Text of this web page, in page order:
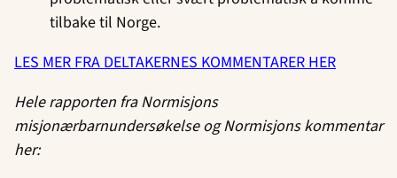
tilbake til Norge.
LES MER FRA DELTAKERNES KOMMENTARER HER
Hele rapporten fra Normisjons
misjonærbarnundersøkelse og Normisjons kommentar
her: